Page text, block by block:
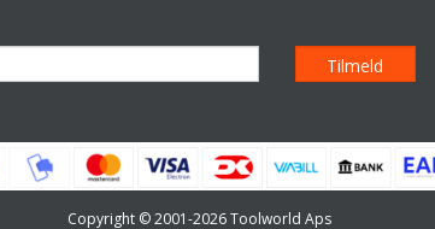
Copyright © 2001-2026 Toolworld Aps